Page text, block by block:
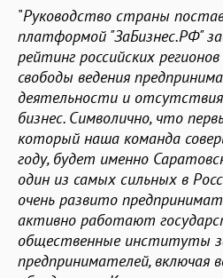
"Руководство страны
платформой "ЗаБизнес.РФ"
рейтинг российских
свободы ведения
деятельности и отсутствия
бизнес. Символично, что
который наша команда
году, будет именно
один из самых сильных в
очень развито
активно работают
общественные институты
предпринимателей, включая